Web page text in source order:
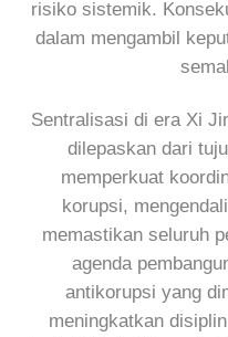
risiko sistemik.
dalam mengambil
Sentralisasi di era Xi
dilepaskan dari
memperkuat
korupsi,
memastikan seluruh
agenda
antikorupsi yang
meningkatkan